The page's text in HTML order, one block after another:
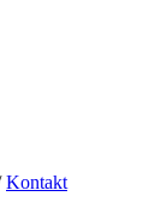
Kontakt